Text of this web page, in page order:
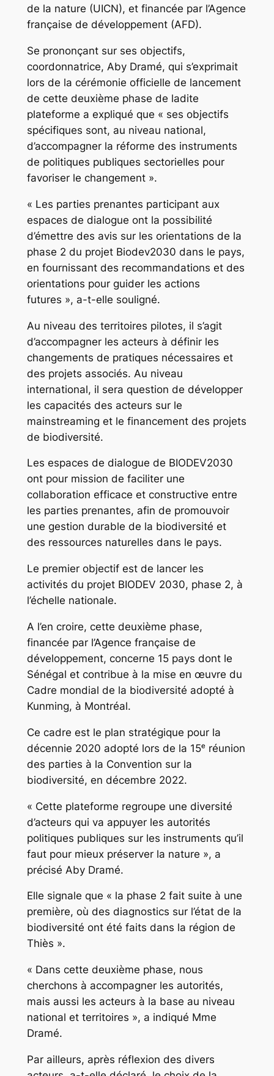
de la nature (UICN), et financée par l’Agence
française de développement (AFD).
Se prononçant sur ses objectifs,
coordonnatrice, Aby Dramé, qui s’exprimait
lors de la cérémonie officielle de lancement
de cette deuxième phase de ladite
plateforme a expliqué que « ses objectifs
spécifiques sont, au niveau national,
d’accompagner la réforme des instruments
de politiques publiques sectorielles pour
favoriser le changement ».
« Les parties prenantes participant aux
espaces de dialogue ont la possibilité
d’émettre des avis sur les orientations de la
phase 2 du projet Biodev2030 dans le pays,
en fournissant des recommandations et des
orientations pour guider les actions
futures », a-t-elle souligné.
Au niveau des territoires pilotes, il s’agit
d’accompagner les acteurs à définir les
changements de pratiques nécessaires et
des projets associés. Au niveau
international, il sera question de développer
les capacités des acteurs sur le
mainstreaming et le financement des projets
de biodiversité.
Les espaces de dialogue de BIODEV2030
ont pour mission de faciliter une
collaboration efficace et constructive entre
les parties prenantes, afin de promouvoir
une gestion durable de la biodiversité et
des ressources naturelles dans le pays.
Le premier objectif est de lancer les
activités du projet BIODEV 2030, phase 2, à
l’échelle nationale.
A l’en croire, cette deuxième phase,
financée par l’Agence française de
développement, concerne 15 pays dont le
Sénégal et contribue à la mise en œuvre du
Cadre mondial de la biodiversité adopté à
Kunming, à Montréal.
Ce cadre est le plan stratégique pour la
décennie 2020 adopté lors de la 15ᵉ réunion
des parties à la Convention sur la
biodiversité, en décembre 2022.
« Cette plateforme regroupe une diversité
d’acteurs qui va appuyer les autorités
politiques publiques sur les instruments qu’il
faut pour mieux préserver la nature », a
précisé Aby Dramé.
Elle signale que « la phase 2 fait suite à une
première, où des diagnostics sur l’état de la
biodiversité ont été faits dans la région de
Thiès ».
« Dans cette deuxième phase, nous
cherchons à accompagner les autorités,
mais aussi les acteurs à la base au niveau
national et territoires », a indiqué Mme
Dramé.
Par ailleurs, après réflexion des divers